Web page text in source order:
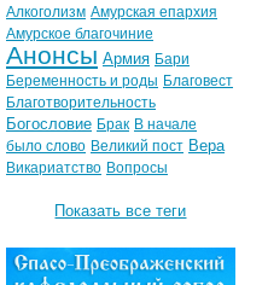
Алкоголизм Амурская епархия
Амурское благочиние
Анонсы Армия Бари
Беременность и роды Благовест
Благотворительность
Богословие Брак В начале
было слово Великий пост Вера
Викариатство Вопросы
Показать все теги